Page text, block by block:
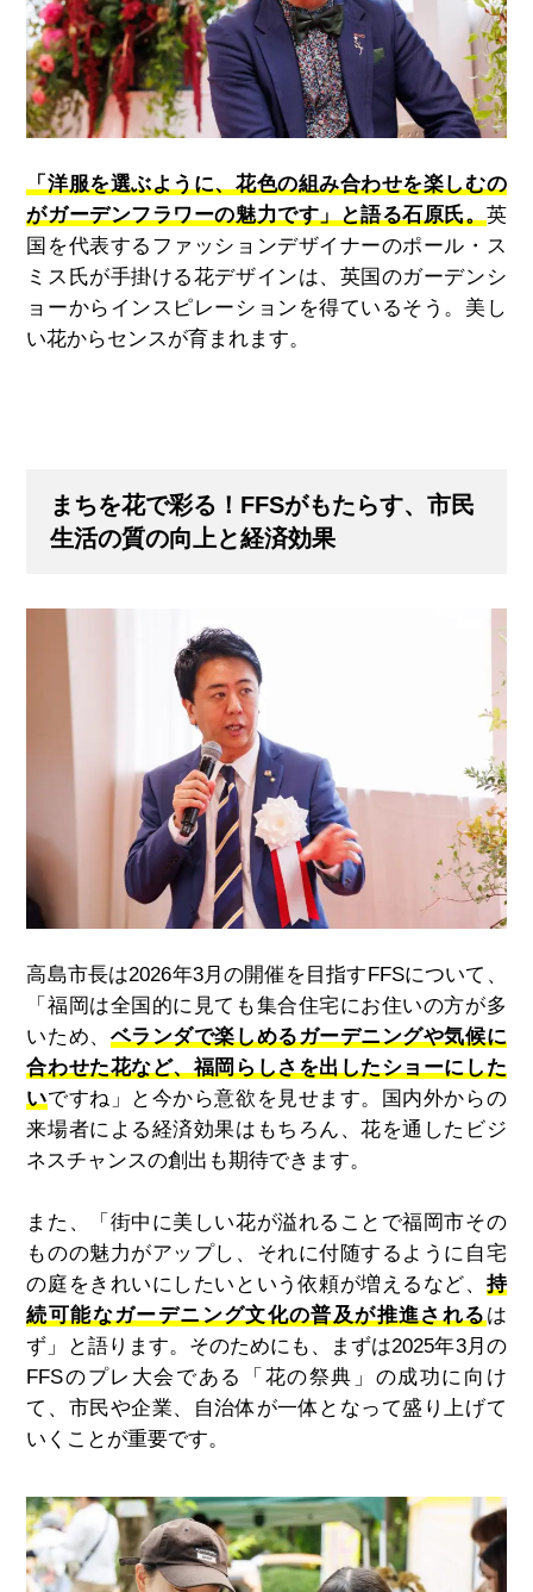
「洋服を選ぶように、花色の組み合わせを楽しむの
がガーデンフラワーの魅力です」と語る石原氏。英
国を代表するファッションデザイナーのポール・ス
ミス氏が手掛ける花デザインは、英国のガーデンシ
ョーからインスピレーションを得ているそう。美し
い花からセンスが育まれます。
まちを花で彩る！FFSがもたらす、市民
生活の質の向上と経済効果
高島市長は2026年3月の開催を目指すFFSについて、
「福岡は全国的に見ても集合住宅にお住いの方が多
いため、 ベランダで楽しめるガーデニングや気候に
合わせた花など、福岡らしさを出したショーにした
いですね」と今から意欲を見せます。国内外からの
来場者による経済効果はもちろん、花を通したビジ
ネスチャンスの創出も期待できます。
また、「街中に美しい花が溢れることで福岡市その
ものの魅力がアップし、それに付随するように自宅
の庭をきれいにしたいという依頼が増えるなど、 持
続可能なガーデニング文化の普及が推進される は
ず」と語ります。そのためにも、まずは2025年3月の
FFSのプレ大会である「花の祭典」の成功に向け
て、市民や企業、自治体が一体となって盛り上げて
いくことが重要です。